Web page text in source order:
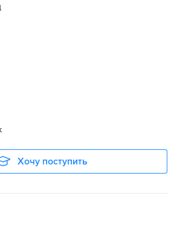
Хочу поступить